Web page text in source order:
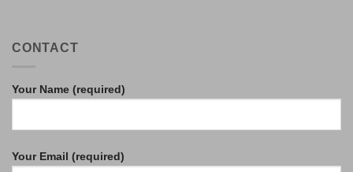
CONTACT
Your Name (required)
Your Email (required)